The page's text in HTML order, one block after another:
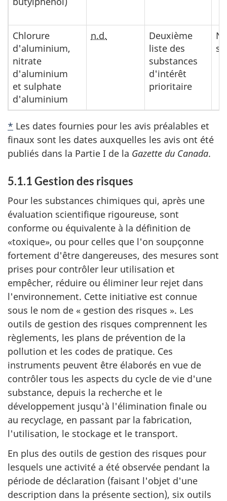
Chlorure
d'aluminium,
nitrate
d'aluminium
et sulphate
d'aluminium
n.d.
Deuxième
liste des
substances
d'intérêt
prioritaire
* Les dates fournies pour les avis préalables et
finaux sont les dates auxquelles les avis ont été
publiés dans la Partie I de la Gazette du Canada.
5.1.1 Gestion des risques
Pour les substances chimiques qui, après une
évaluation scientifique rigoureuse, sont
conforme ou équivalente à la définition de
«toxique», ou pour celles que l'on soupçonne
fortement d'être dangereuses, des mesures sont
prises pour contrôler leur utilisation et
empêcher, réduire ou éliminer leur rejet dans
l'environnement. Cette initiative est connue
sous le nom de « gestion des risques ». Les
outils de gestion des risques comprennent les
règlements, les plans de prévention de la
pollution et les codes de pratique. Ces
instruments peuvent être élaborés en vue de
contrôler tous les aspects du cycle de vie d'une
substance, depuis la recherche et le
développement jusqu'à l'élimination finale ou
au recyclage, en passant par la fabrication,
l'utilisation, le stockage et le transport.
En plus des outils de gestion des risques pour
lesquels une activité a été observée pendant la
période de déclaration (faisant l'objet d'une
description dans la présente section), six outils